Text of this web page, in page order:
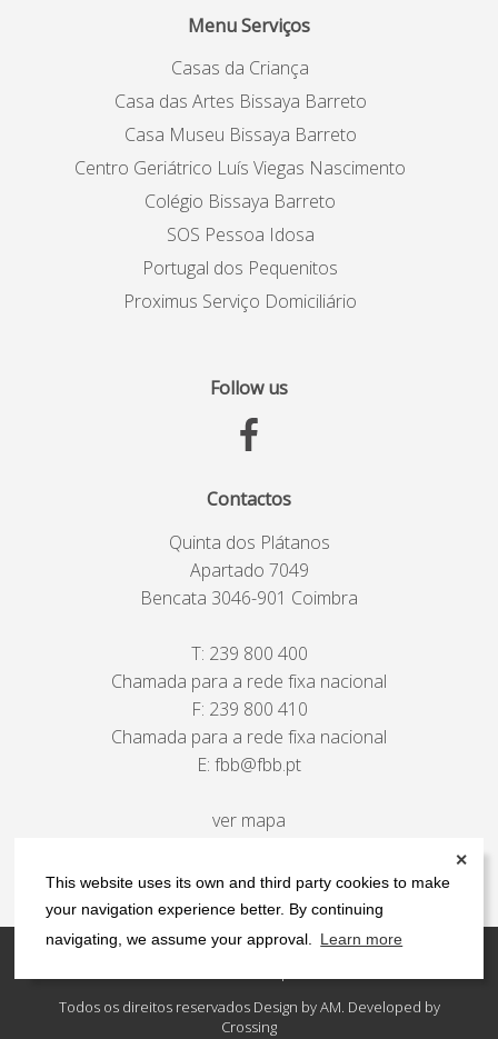
This website uses its own and third party cookies to make
your navigation experience better. By continuing
navigating, we assume your approval.
Learn more
✕
Menu Serviços
Casas da Criança
Casa das Artes Bissaya Barreto
Casa Museu Bissaya Barreto
Centro Geriátrico Luís Viegas Nascimento
Colégio Bissaya Barreto
SOS Pessoa Idosa
Portugal dos Pequenitos
Proximus Serviço Domiciliário
Follow us
Contactos
Quinta dos Plátanos
Apartado 7049
Bencata 3046-901 Coimbra
T: 239 800 400
Chamada para a rede fixa nacional
F: 239 800 410
Chamada para a rede fixa nacional
E: fbb@fbb.pt
ver mapa
Todos os direitos reservados Design by AM. Developed by
Crossing